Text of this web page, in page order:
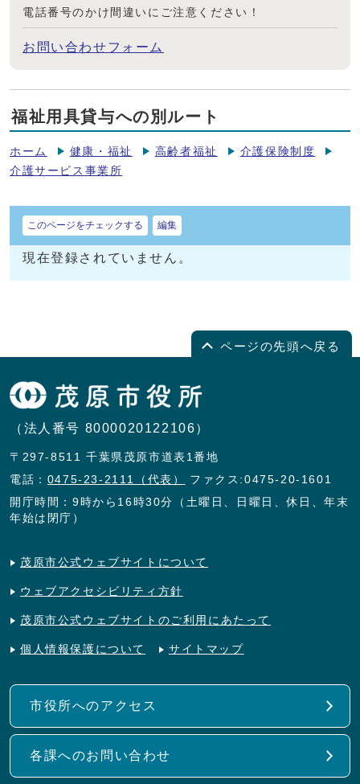
電話番号のかけ間違いにご注意ください！
お問い合わせフォーム
福祉用具貸与への別ルート
ホーム 健康・福祉 高齢者福祉
介護保険制度
介護サービス事業所
このページをチェックする 編集
現在登録されていません。
ページの先頭へ戻る
（法人番号 8000020122106）
〒297-8511 千葉県茂原市道表1番地
電話： 0475-23-2111（代表）
ファクス:0475-20-1601
開庁時間：9時から16時30分（土曜日、日曜日、休日、年末
年始は閉庁）
茂原市公式ウェブサイトについて
ウェブアクセシビリティ方針
茂原市公式ウェブサイトのご利用にあたって
個人情報保護について サイトマップ
市役所へのアクセス
各課へのお問い合わせ